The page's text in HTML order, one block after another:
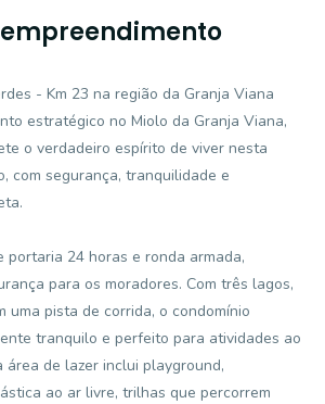
- Km 23 na região da Granja Viana
estratégico no Miolo da Granja Viana,
o verdadeiro espírito de viver nesta
com segurança, tranquilidade e
portaria 24 horas e ronda armada,
para os moradores. Com três lagos,
uma pista de corrida, o condomínio
tranquilo e perfeito para atividades ao
área de lazer inclui playground,
ao ar livre, trilhas que percorrem